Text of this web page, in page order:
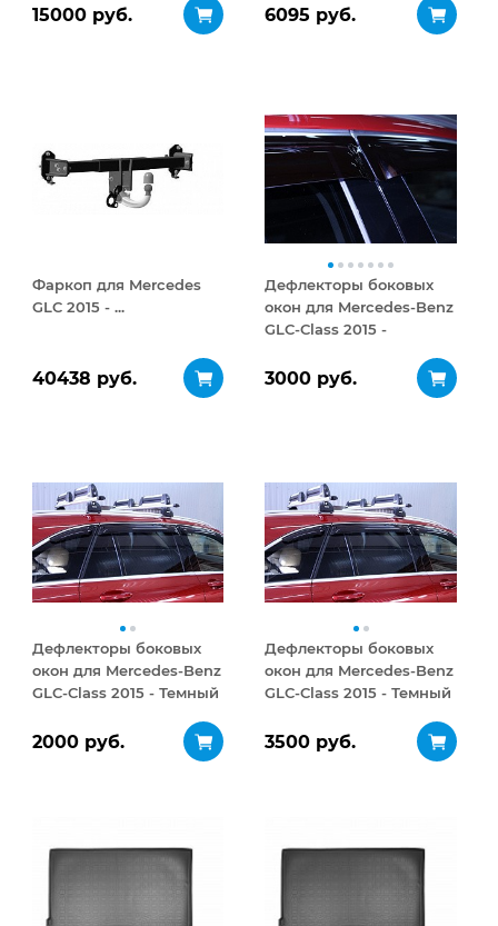
15000 руб. 6095 руб.
Фаркоп для Mercedes
GLC 2015 - ...
40438 руб.
Дефлекторы боковых
окон для Mercedes-Benz
GLC-Class 2015 -
комплект
3000 руб.
Дефлекторы боковых
окон для Mercedes-Benz
GLC-Class 2015 - Темный
2000 руб.
Дефлекторы боковых
окон для Mercedes-Benz
GLC-Class 2015 - Темный
3500 руб.